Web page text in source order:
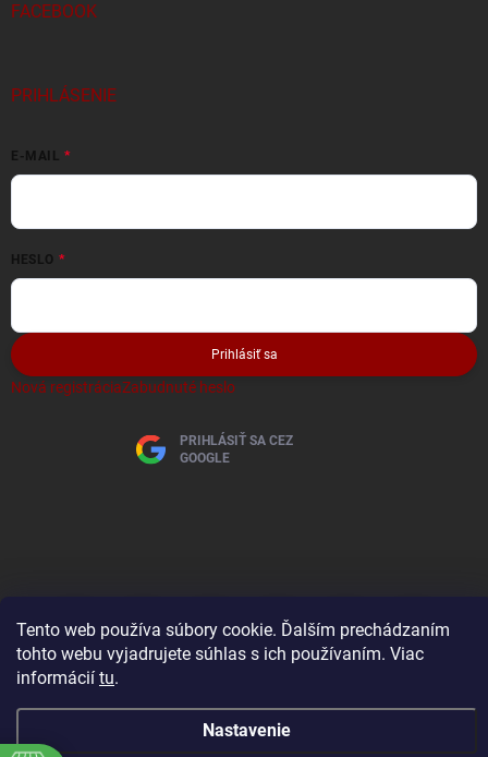
Tento web používa súbory cookie. Ďalším prechádzaním
tohto webu vyjadrujete súhlas s ich používaním. Viac
informácií tu.
Nastavenie
FACEBOOK
PRIHLÁSENIE
E-MAIL
HESLO
Prihlásiť sa
Nová registráciaZabudnuté heslo
PRIHLÁSIŤ SA CEZ
GOOGLE